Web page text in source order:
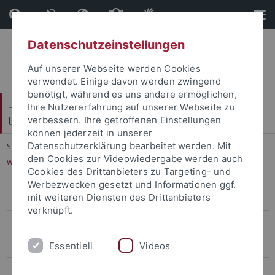
Direkt
zum
Inhalt
Direkt
zur
Fußleiste
Universitätsbibliothek
Universitätsarchiv
Sie sind hier: Startseite
...
Wann sollten Unterlagen angeboten werden?
Aktenaussonderung und -anbietung
Was ist dem Archiv anzubieten?
Datenschutzeinstellungen
Auf unserer Webseite werden Cookies
verwendet. Einige davon werden zwingend
benötigt, während es uns andere ermöglichen,
Ihre Nutzererfahrung auf unserer Webseite zu
verbessern. Ihre getroffenen Einstellungen
können jederzeit in unserer
Datenschutzerklärung bearbeitet werden. Mit
den Cookies zur Videowiedergabe werden auch
Cookies des Drittanbieters zu Targeting- und
Werbezwecken gesetzt und Informationen ggf.
mit weiteren Diensten des Drittanbieters
verknüpft.
Essentiell Videos